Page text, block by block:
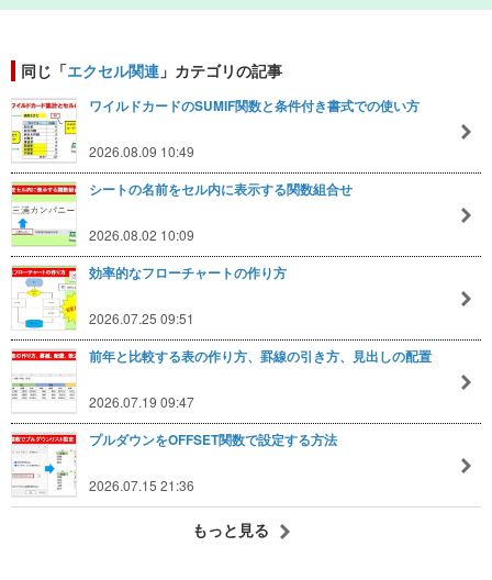
同じ「エクセル関連 」カテゴリの記事
ワイルドカードのSUMIF関数と条件付き書式での使い方
2026.08.09 10:49
シートの名前をセル内に表示する関数組合せ
2026.08.02 10:09
効率的なフローチャートの作り方
2026.07.25 09:51
前年と比較する表の作り方、罫線の引き方、見出しの配置
2026.07.19 09:47
プルダウンをOFFSET関数で設定する方法
2026.07.15 21:36
もっと見る